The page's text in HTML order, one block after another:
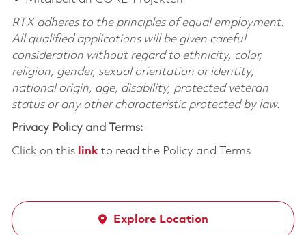
RTX adheres to the principles of equal employment.
All qualified applications will be given careful
consideration without regard to ethnicity, color,
religion, gender, sexual orientation or identity,
national origin, age, disability, protected veteran
status or any other characteristic protected by law.
Privacy Policy and Terms:
Click on this linkto read the Policy and Terms
Explore Location